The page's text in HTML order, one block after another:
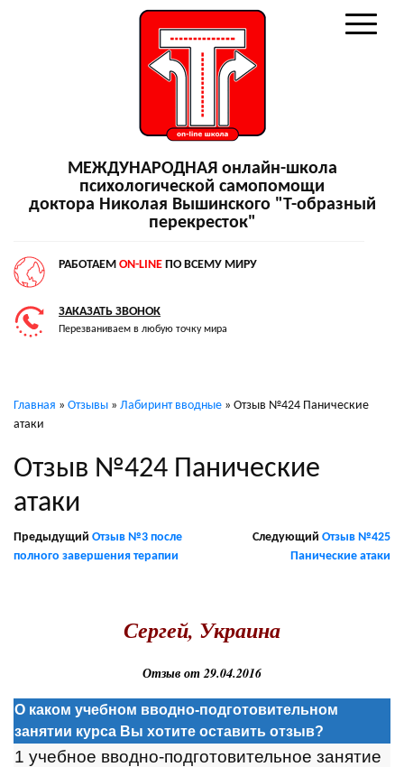
МЕЖДУНАРОДНАЯ онлайн-школа
психологической самопомощи
доктора Николая Вышинского "Т-образный
перекресток"
РАБОТАЕМ ON-LINE ПО ВСЕМУ МИРУ
ЗАКАЗАТЬ ЗВОНОК
Перезваниваем в любую точку мира
Главная » Отзывы » Лабиринт вводные » Отзыв №424 Панические
атаки
Отзыв №424 Панические
атаки
Предыдущий Отзыв №3 после
полного завершения терапии
Следующий Отзыв №425
Панические атаки
Сергей, Украина
Отзыв от 29.04.2016
О каком учебном вводно-подготовительном
занятии курса Вы хотите оставить отзыв?
1 учебное вводно-подготовительное занятие